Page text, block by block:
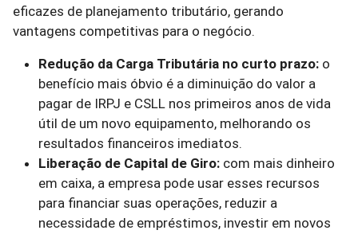
eficazes de planejamento tributário, gerando
vantagens competitivas para o negócio.
Redução da Carga Tributária no curto prazo: o
benefício mais óbvio é a diminuição do valor a
pagar de IRPJ e CSLL nos primeiros anos de vida
útil de um novo equipamento, melhorando os
resultados financeiros imediatos.
Liberação de Capital de Giro: com mais dinheiro
em caixa, a empresa pode usar esses recursos
para financiar suas operações, reduzir a
necessidade de empréstimos, investir em novos